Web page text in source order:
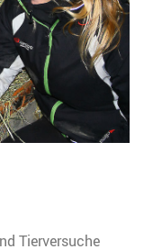
Tierversuche